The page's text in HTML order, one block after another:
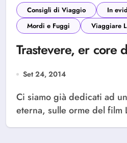
Consigli di Viaggio
In
Mordi e Fuggi
Viaggiare
Trastevere, er core
Set 24, 2014
Ci siamo già dedicati ad un tour della città
eterna, sulle orme del film